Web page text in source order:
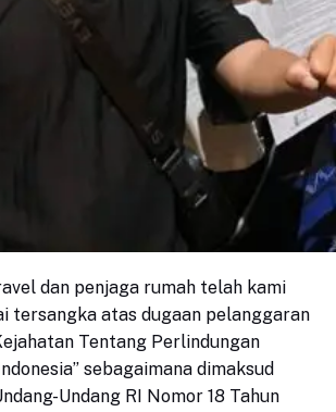
dan penjaga rumah telah kami
tersangka atas dugaan pelanggaran
Tentang Perlindungan
sebagaimana dimaksud
Undang RI Nomor 18 Tahun